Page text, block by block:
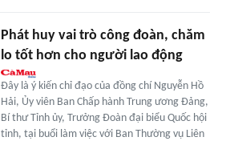
Phát huy vai trò công đoàn, chăm
lo tốt hơn cho người lao động
Đây là ý kiến chỉ đạo của đồng chí Nguyễn Hồ
Hải, Ủy viên Ban Chấp hành Trung ương Đảng,
Bí thư Tỉnh ủy, Trưởng Đoàn đại biểu Quốc hội
tỉnh, tại buổi làm việc với Ban Thường vụ Liên